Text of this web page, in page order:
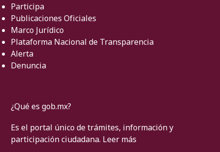
Participa
Publicaciones Oficiales
Marco Jurídico
Plataforma Nacional de Transparencia
Alerta
Denuncia
¿Qué es gob.mx?
Es el portal único de trámites, información y
participación ciudadana. Leer más